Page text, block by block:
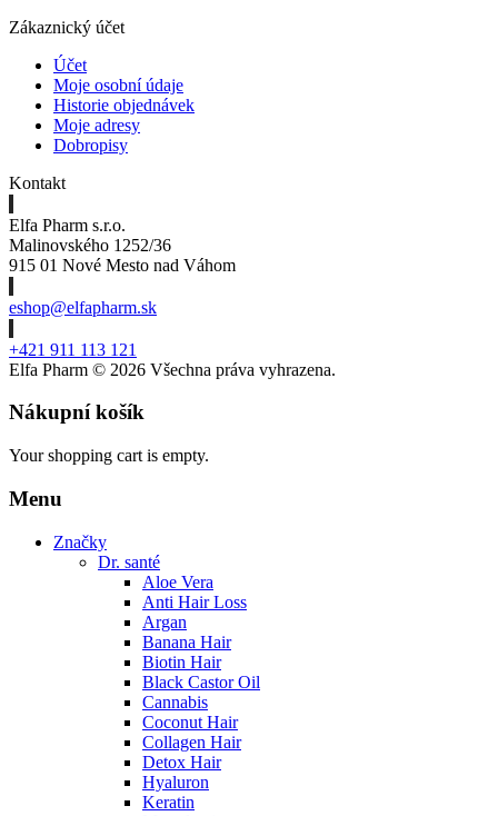
Zákaznický účet
Účet
Moje osobní údaje
Historie objednávek
Moje adresy
Dobropisy
Kontakt
Elfa Pharm s.r.o.
Malinovského 1252/36
915 01 Nové Mesto nad Váhom
eshop@elfapharm.sk
+421 911 113 121
Elfa Pharm © 2026 Všechna práva vyhrazena.
Nákupní košík
Your shopping cart is empty.
Menu
Značky
Dr. santé
Aloe Vera
Anti Hair Loss
Argan
Banana Hair
Biotin Hair
Black Castor Oil
Cannabis
Coconut Hair
Collagen Hair
Detox Hair
Hyaluron
Keratin